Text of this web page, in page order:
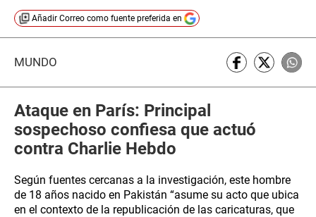
Añadir Correo como fuente preferida en
MUNDO
Ataque en París: Principal
sospechoso confiesa que actuó
contra Charlie Hebdo
Según fuentes cercanas a la investigación, este hombre
de 18 años nacido en Pakistán “asume su acto que ubica
en el contexto de la republicación de las caricaturas, que